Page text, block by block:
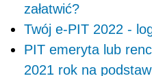
załatwić?
Twój e-PIT 2022 -
PIT emeryta lub
2021 rok na